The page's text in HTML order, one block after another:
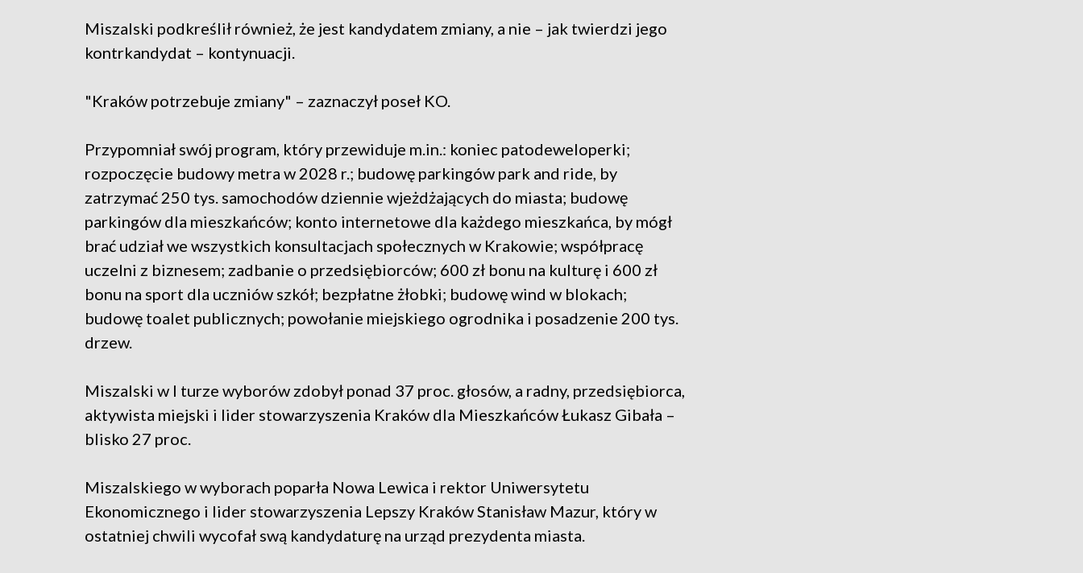
Miszalski podkreślił również, że jest kandydatem zmiany, a nie – jak twierdzi jego
kontrkandydat – kontynuacji.
"Kraków potrzebuje zmiany" – zaznaczył poseł KO.
Przypomniał swój program, który przewiduje m.in.: koniec patodeweloperki;
rozpoczęcie budowy metra w 2028 r.; budowę parkingów park and ride, by
zatrzymać 250 tys. samochodów dziennie wjeżdżających do miasta; budowę
parkingów dla mieszkańców; konto internetowe dla każdego mieszkańca, by mógł
brać udział we wszystkich konsultacjach społecznych w Krakowie; współpracę
uczelni z biznesem; zadbanie o przedsiębiorców; 600 zł bonu na kulturę i 600 zł
bonu na sport dla uczniów szkół; bezpłatne żłobki; budowę wind w blokach;
budowę toalet publicznych; powołanie miejskiego ogrodnika i posadzenie 200 tys.
drzew.
Miszalski w I turze wyborów zdobył ponad 37 proc. głosów, a radny, przedsiębiorca,
aktywista miejski i lider stowarzyszenia Kraków dla Mieszkańców Łukasz Gibała –
blisko 27 proc.
Miszalskiego w wyborach poparła Nowa Lewica i rektor Uniwersytetu
Ekonomicznego i lider stowarzyszenia Lepszy Kraków Stanisław Mazur, który w
ostatniej chwili wycofał swą kandydaturę na urząd prezydenta miasta.